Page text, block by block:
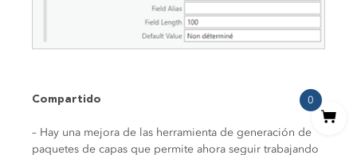
Compartido
– Hay una mejora de las herramienta de generación de
paquetes de capas que permite ahora seguir trabajando
0